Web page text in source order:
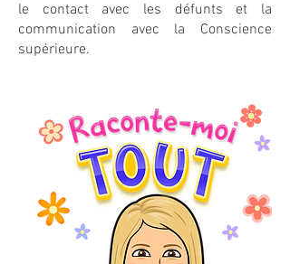
le contact avec les défunts et la
communication avec la Conscience
supérieure.